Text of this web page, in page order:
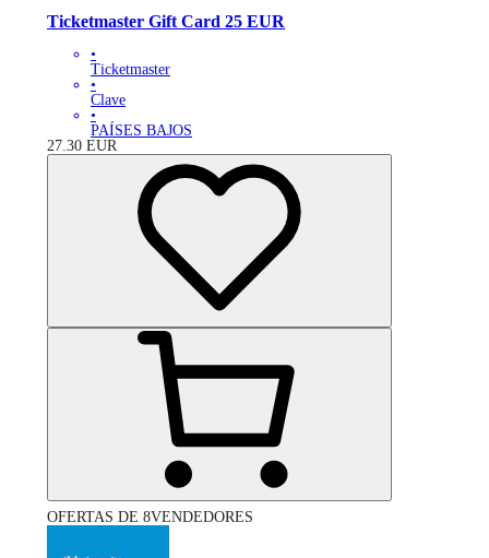
Ticketmaster Gift Card 25 EUR
•
Ticketmaster
•
Clave
•
PAÍSES BAJOS
27.30 EUR
OFERTAS DE 8VENDEDORES